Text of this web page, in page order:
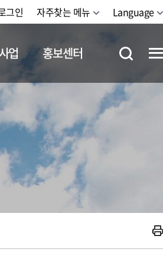
그인 자주찾는 메뉴 Language
업 홍보센터